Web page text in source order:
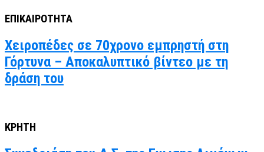
ΕΠΙΚΑΙΡΟΤΗΤΑ
Χειροπέδες σε 70χρονο εμπρηστή στη
Γόρτυνα – Αποκαλυπτικό βίντεο με τη
δράση του
ΚΡΗΤΗ